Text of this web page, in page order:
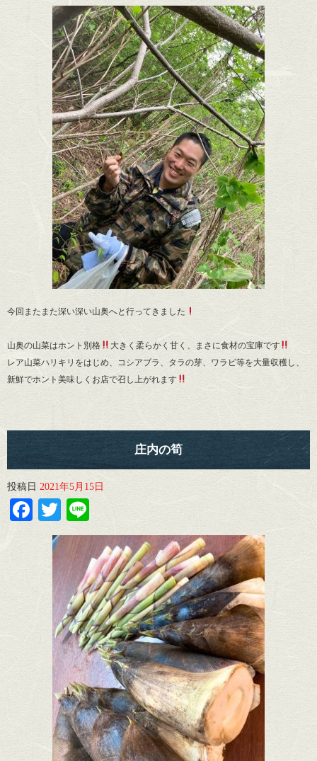
今回またまた深い深い山奥へと行ってきました
山奥の山菜はホント別格
大きく柔らかく甘く、まさに食材の宝庫です
レア山菜ハリキリをはじめ、コシアブラ、タラの芽、ワラビ等を大量収穫し、
新鮮でホント美味しくお店で召し上がれます
庄内の筍
投稿日 2021年5月15日
Facebook
Twitter